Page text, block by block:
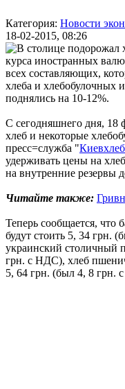
Категория: Новости
18-02-2015, 08:26
курса иностранных
всех составляющих,
хлеба и хлебобулочных
поднялись на 10-12%.
С сегодняшнего дня, 18
хлеб и некоторые
пресс=служба "
удерживать цены на
на внутренние резервы
Читайте также:
Теперь сообщается, что
будут стоить 5, 34 грн.
украинский столичный
грн. с НДС), хлеб
5, 64 грн. (был 4, 8 грн.